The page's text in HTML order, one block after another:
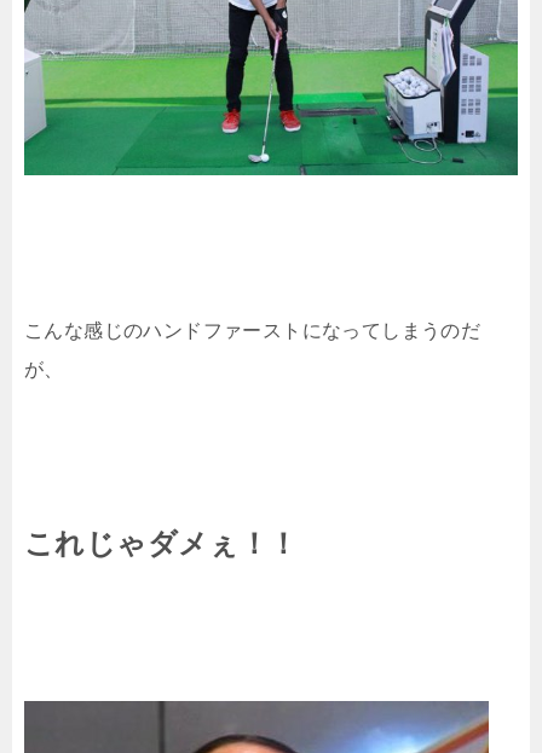
こんな感じのハンドファーストになってしまうのだ
が、
これじゃダメぇ！！